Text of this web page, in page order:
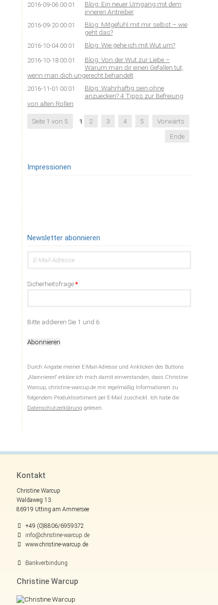
2016-09-06 00:01
Blog: Ein neuer Umgang mit dem
inneren Antreiber
2016-09-20 00:01
Blog: Mitgefühl mit mir selbst – wie
geht das?
2016-10-04 00:01 Blog: Wie gehe ich mit Wut um?
2016-10-18 00:01
Blog: Von der Wut zur Liebe –
Warum man dir einen Gefallen tut,
wenn man dich ungerecht behandelt
2016-11-01 00:01
Blog: Wahrhaftig sein ohne
anzuecken? 4 Tipps zur Befreiung
von alten Rollen
Seite 1 von 5 1 2 3 4 5
Vorwärts
Ende
Impressionen
Newsletter abonnieren
Pflichtfeld
Sicherheitsfrage*
Bitte addieren Sie 1 und 6.
Abonnieren
Durch Angabe meiner E-Mail-Adresse und Anklicken des Buttons
„Abonnieren“ erkläre ich mich damit einverstanden, dass Christine
Warcup, christine-warcup.de mir regelmäßig Informationen zu
folgendem Produktsortiment per E-Mail zuschickt. Ich habe die
Datenschutzerklärung gelesen.
Kontakt
Christine Warcup
Waldaweg 13
86919 Utting am Ammersee
+49 (0)8806/6959372
info@christine-warcup.de
www.christine-warcup.de
Bankverbindung
Christine Warcup